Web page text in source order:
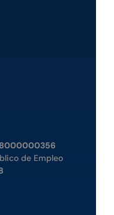
de Empleo